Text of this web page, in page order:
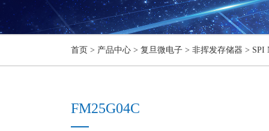
首页 > 产品中心> 复旦微电子> 非挥发存储器 > SPI
FM25G04C